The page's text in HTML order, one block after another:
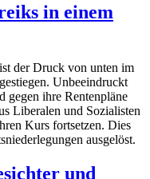
in einem
der Druck von unten im
Unbeeindruckt
gegen ihre Rentenpläne
Liberalen und Sozialisten
Kurs fortsetzen. Dies
ausgelöst.
und